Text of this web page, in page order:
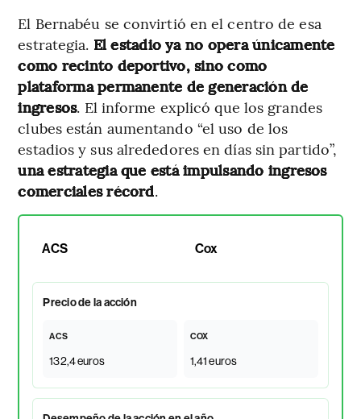
El Bernabéu se convirtió en el centro de esa
estrategia. El estadio ya no opera únicamente
como recinto deportivo, sino como
plataforma permanente de generación de
ingresos. El informe explicó que los grandes
clubes están aumentando “el uso de los
estadios y sus alrededores en días sin partido”,
una estrategia que está impulsando ingresos
comerciales récord.
ACS Cox
Precio de la acción
ACS
132,4 euros
COX
1,41 euros